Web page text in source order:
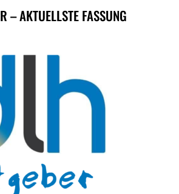
– AKTUELLSTE FASSUNG